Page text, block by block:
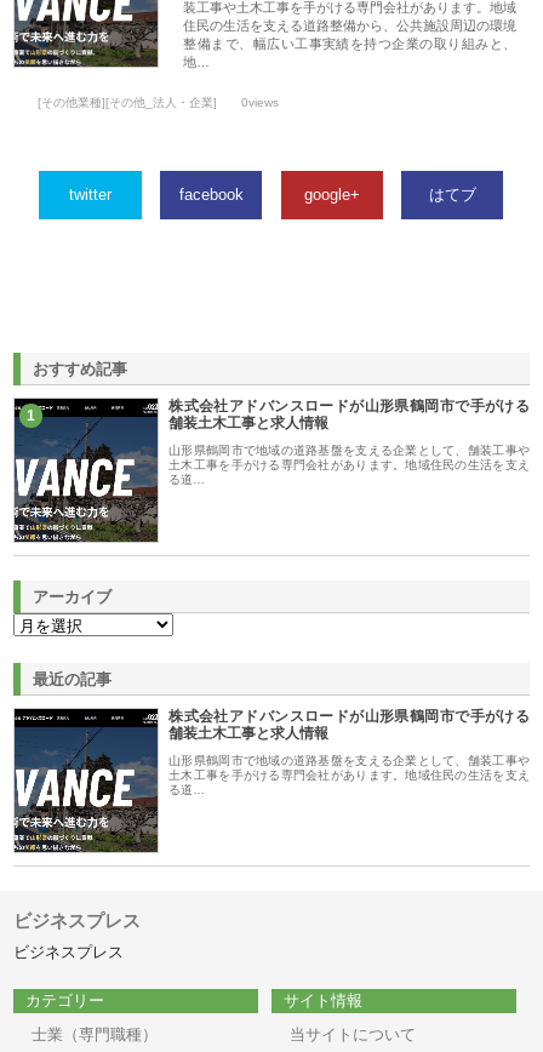
装工事や土木工事を手がける専門会社があります。地域
住民の生活を支える道路整備から、公共施設周辺の環境
整備まで、幅広い工事実績を持つ企業の取り組みと、
地…
[その他業種][その他_法人・企業] 0views
twitter facebook google+ はてブ
おすすめ記事
1
株式会社アドバンスロードが山形県鶴岡市で手がける
舗装土木工事と求人情報
山形県鶴岡市で地域の道路基盤を支える企業として、舗装工事や
土木工事を手がける専門会社があります。地域住民の生活を支え
る道…
アーカイブ
最近の記事
株式会社アドバンスロードが山形県鶴岡市で手がける
舗装土木工事と求人情報
山形県鶴岡市で地域の道路基盤を支える企業として、舗装工事や
土木工事を手がける専門会社があります。地域住民の生活を支え
る道…
ビジネスプレス
ビジネスプレス
カテゴリー
士業（専門職種）
サイト情報
当サイトについて